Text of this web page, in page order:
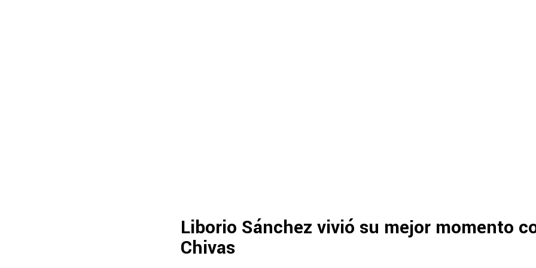
Liborio Sánchez vivió su mejor momento
Chivas